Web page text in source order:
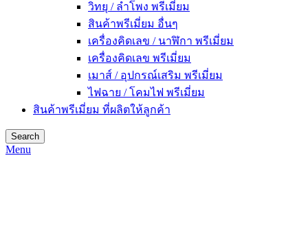
วิทยุ / ลำโพง พรีเมี่ยม
สินค้าพรีเมี่ยม อื่นๆ
เครื่องคิดเลข / นาฬิกา พรีเมี่ยม
เครื่องคิดเลข พรีเมี่ยม
เมาส์ / อุปกรณ์เสริม พรีเมี่ยม
ไฟฉาย / โคมไฟ พรีเมี่ยม
สินค้าพรีเมี่ยม ที่ผลิตให้ลูกค้า
Search
Menu